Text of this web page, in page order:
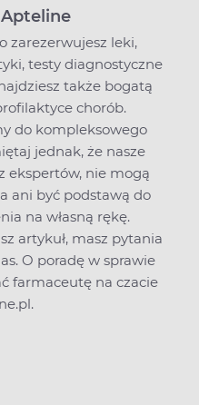
zarezerwujesz leki,
testy diagnostyczne
także bogatą
chorób.
do kompleksowego
jednak, że nasze
ekspertów, nie mogą
ani być podstawą do
na własną rękę.
artykuł, masz pytania
. O poradę w sprawie
farmaceutę na czacie